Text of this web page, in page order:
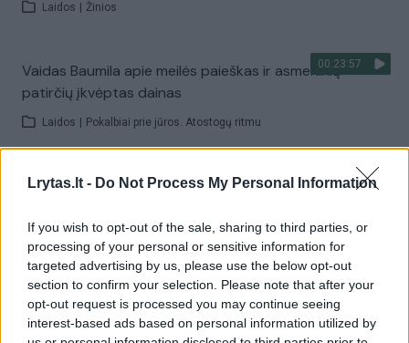
Lrytas.lt - Do Not Process My Personal Information
If you wish to opt-out of the sale, sharing to third parties, or
processing of your personal or sensitive information for
targeted advertising by us, please use the below opt-out
section to confirm your selection. Please note that after your
opt-out request is processed you may continue seeing
interest-based ads based on personal information utilized by
Laidos Žinios
00:23:57
Vaidas Baumila apie meilės paieškas ir asmeninių
patirčių įkvėptas dainas
Laidos Pokalbiai prie jūros. Atostogų ritmu
00:00:40
Dronai Vokietijoje kelia vis daugiau klausimų: du
Pasaulis
Visi įrašai